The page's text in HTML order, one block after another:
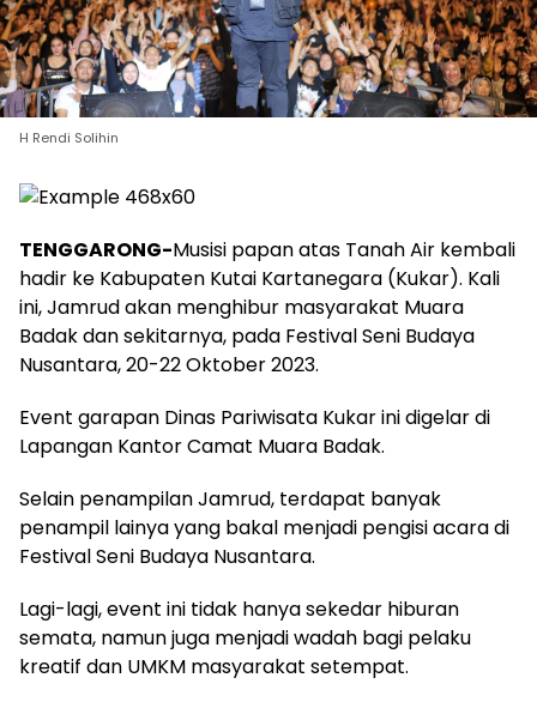
H Rendi Solihin
TENGGARONG-Musisi papan atas Tanah Air kembali
hadir ke Kabupaten Kutai Kartanegara (Kukar). Kali
ini, Jamrud akan menghibur masyarakat Muara
Badak dan sekitarnya, pada Festival Seni Budaya
Nusantara, 20-22 Oktober 2023.
Event garapan Dinas Pariwisata Kukar ini digelar di
Lapangan Kantor Camat Muara Badak.
Selain penampilan Jamrud, terdapat banyak
penampil lainya yang bakal menjadi pengisi acara di
Festival Seni Budaya Nusantara.
Lagi-lagi, event ini tidak hanya sekedar hiburan
semata, namun juga menjadi wadah bagi pelaku
kreatif dan UMKM masyarakat setempat.